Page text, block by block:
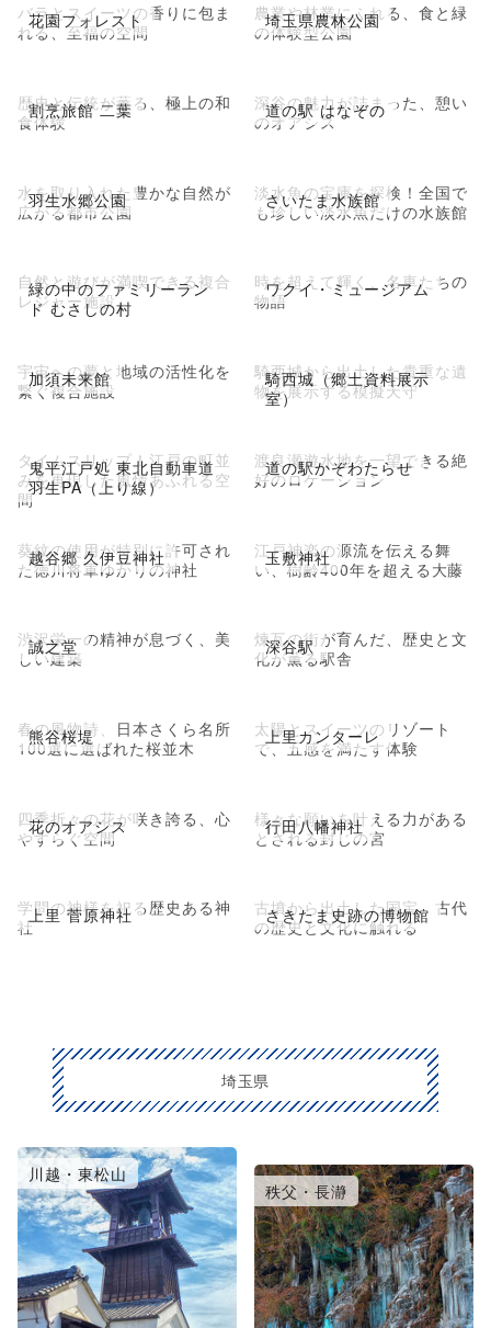
花園フォレスト
バラとスイーツの香りに包ま
れる、至福の空間
埼玉県農林公園
農業や林業にふれる、食と緑
の体験型公園
割烹旅館 二葉
歴史と伝統が薫る、極上の和
食体験
道の駅 はなぞの
深谷の魅力が詰まった、憩い
のオアシス
羽生水郷公園
水を取り入れた豊かな自然が
広がる都市公園
さいたま水族館
淡水魚の宝庫を探検！全国で
も珍しい淡水魚だけの水族館
緑の中のファミリーラン
ド むさしの村
自然と遊びが満喫できる複合
レジャー施設
ワクイ・ミュージアム
時を超えて輝く、名車たちの
物語
加須未来館
宇宙への夢と地域の活性化を
繋ぐ複合施設
騎西城（郷土資料展示
室）
騎西城から出土した貴重な遺
物を展示する模擬天守
鬼平江戸処 東北自動車道
羽生PA（上り線）
タイムスリップ！江戸の町並
みを再現した風情あふれる空
間
道の駅かぞわたらせ
渡良瀬遊水地を一望できる絶
好のロケーション
越谷郷 久伊豆神社
葵紋の使用が特別に許可され
た徳川将軍ゆかりの神社
玉敷神社
江戸神楽の源流を伝える舞
い、樹齢400年を超える大藤
誠之堂
渋沢栄一の精神が息づく、美
しい建築
深谷駅
煉瓦の街が育んだ、歴史と文
化が薫る駅舎
熊谷桜堤
春の風物詩、日本さくら名所
100選に選ばれた桜並木
上里カンターレ
太陽とスイーツのリゾート
で、五感を満たす体験
花のオアシス
四季折々の花が咲き誇る、心
やすらぐ空間
行田八幡神社
様々な願いを叶える力がある
とされる封じの宮
上里 菅原神社
学問の神様を祀る歴史ある神
社
さきたま史跡の博物館
古墳から出土した国宝、古代
の歴史と文化に触れる
埼玉県
川越・東松山
大宮・浦和・鴻巣
秩父・長瀞